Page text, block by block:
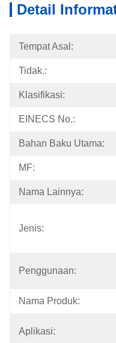
Detail
Tempat Asal:
Tidak.:
Klasifikasi:
EINECS No.:
Bahan Baku Utama:
MF:
Nama Lainnya:
Jenis:
Penggunaan:
Nama Produk:
Aplikasi: